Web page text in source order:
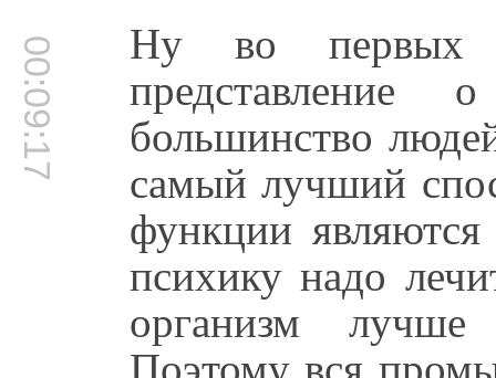
00:09:17 Ну во первых
большинство
самый лучший
функции являются
психику надо
организм лучше